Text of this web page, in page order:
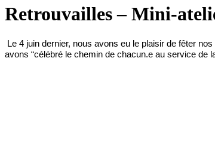
Retrouvailles – Mini-
Le 4 juin dernier, nous avons eu le plaisir de fêter
avons “célébré le chemin de chacun.e au service de